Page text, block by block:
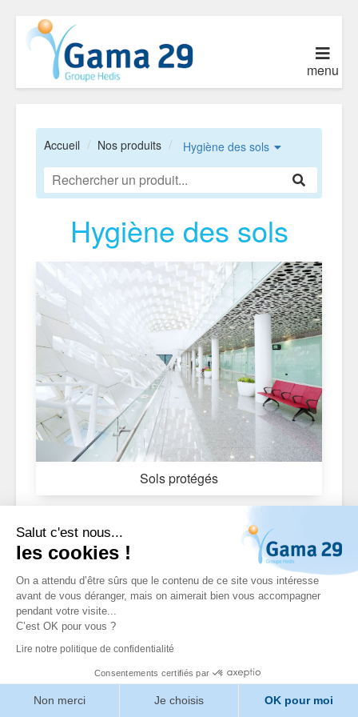
Salut c'est nous...
les cookies !
On a attendu d’être sûrs que le contenu de ce site vous intéresse
avant de vous déranger, mais on aimerait bien vous accompagner
pendant votre visite...
C’est OK pour vous ?
Lire notre politique de confidentialité
Consentements certifiés par
Non merci Je choisis OK pour moi
menu
Accueil Nos produits Hygiène des sols
Hygiène des sols
Sols protégés